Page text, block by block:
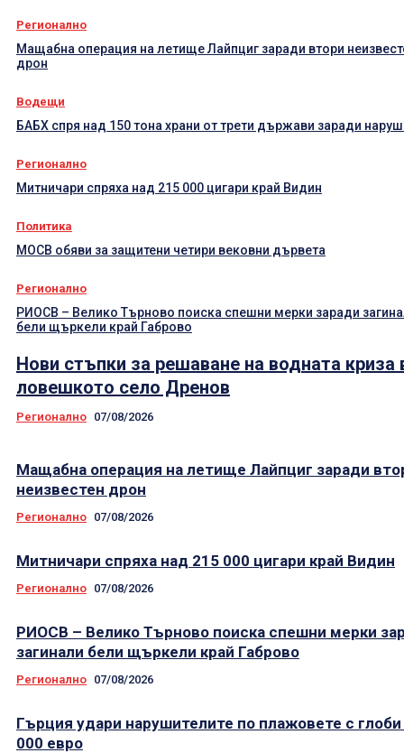
Регионално
Мащабна операция на летище Лайпциг заради втори
дрон
Водещи
БАБХ спря над 150 тона храни от трети държави заради
Регионално
Митничари спряха над 215 000 цигари край Видин
Политика
МОСВ обяви за защитени четири вековни дървета
Регионално
РИОСВ – Велико Търново поиска спешни мерки заради
бели щъркели край Габрово
Нови стъпки за решаване на водната криза
ловешкото село Дренов
Регионално 07/08/2026
Мащабна операция на летище Лайпциг заради
неизвестен дрон
Регионално 07/08/2026
Митничари спряха над 215 000 цигари край Видин
Регионално 07/08/2026
РИОСВ – Велико Търново поиска спешни мерки
загинали бели щъркели край Габрово
Регионално 07/08/2026
Гърция удари нарушителите по плажовете с
000 евро